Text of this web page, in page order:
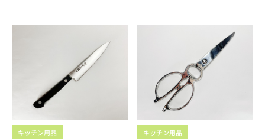
キッチン用品 キッチン用品